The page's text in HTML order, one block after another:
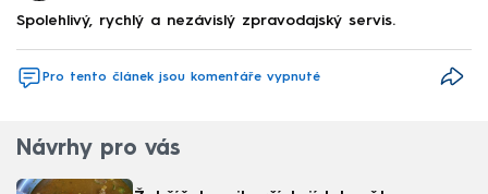
Spolehlivý, rychlý a nezávislý zpravodajský servis.
Pro tento článek jsou komentáře vypnuté
Návrhy pro vás